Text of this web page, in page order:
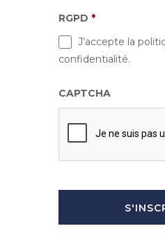
RGPD *
J’accepte la
confidentialité.
CAPTCHA